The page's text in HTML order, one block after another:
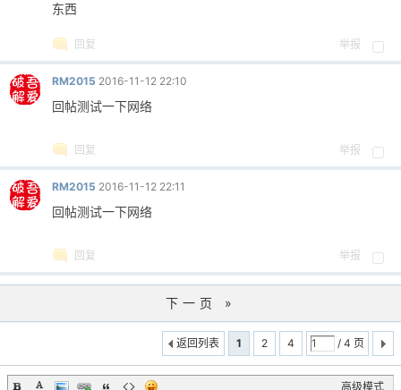
东西
回复 举报
RM2015 2016-11-12 22:10
回帖测试一下网络
回复 举报
RM2015 2016-11-12 22:11
回帖测试一下网络
回复 举报
下一页 »
1 2 4 / 4 页
返回列表
高级模式